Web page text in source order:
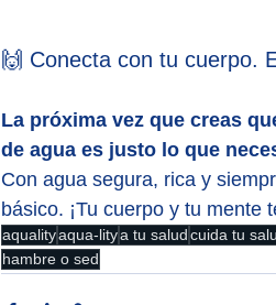
🙌 Conecta con tu cuerpo.
La próxima vez que creas
de agua es justo lo que
Con agua segura, rica y
básico. ¡Tu cuerpo y tu mente
aqualityaqua-litya tu saludcuida tu
hambre o sed